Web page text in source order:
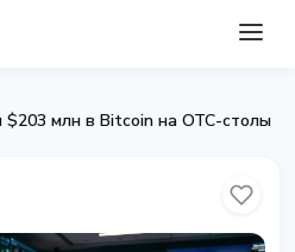
млн в Bitcoin на OTC-столы